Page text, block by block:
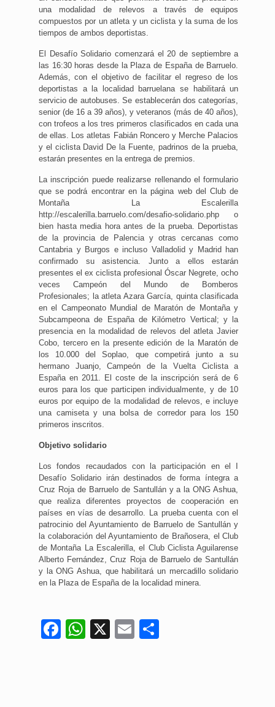
una modalidad de relevos a través de equipos
compuestos por un atleta y un ciclista y la suma de los
tiempos de ambos deportistas.
El Desafío Solidario comenzará el 20 de septiembre a
las 16:30 horas desde la Plaza de España de Barruelo.
Además, con el objetivo de facilitar el regreso de los
deportistas a la localidad barruelana se habilitará un
servicio de autobuses. Se establecerán dos categorías,
senior (de 16 a 39 años), y veteranos (más de 40 años),
con trofeos a los tres primeros clasificados en cada una
de ellas. Los atletas Fabián Roncero y Merche Palacios
y el ciclista David De la Fuente, padrinos de la prueba,
estarán presentes en la entrega de premios.
La inscripción puede realizarse rellenando el formulario
que se podrá encontrar en la página web del Club de
Montaña La Escalerilla
http://escalerilla.barruelo.com/desafio-solidario.php o
bien hasta media hora antes de la prueba. Deportistas
de la provincia de Palencia y otras cercanas como
Cantabria y Burgos e incluso Valladolid y Madrid han
confirmado su asistencia. Junto a ellos estarán
presentes el ex ciclista profesional Óscar Negrete, ocho
veces Campeón del Mundo de Bomberos
Profesionales; la atleta Azara García, quinta clasificada
en el Campeonato Mundial de Maratón de Montaña y
Subcampeona de España de Kilómetro Vertical; y la
presencia en la modalidad de relevos del atleta Javier
Cobo, tercero en la presente edición de la Maratón de
los 10.000 del Soplao, que competirá junto a su
hermano Juanjo, Campeón de la Vuelta Ciclista a
España en 2011. El coste de la inscripción será de 6
euros para los que participen individualmente, y de 10
euros por equipo de la modalidad de relevos, e incluye
una camiseta y una bolsa de corredor para los 150
primeros inscritos.
Objetivo solidario
Los fondos recaudados con la participación en el I
Desafío Solidario irán destinados de forma íntegra a
Cruz Roja de Barruelo de Santullán y a la ONG Ashua,
que realiza diferentes proyectos de cooperación en
países en vías de desarrollo. La prueba cuenta con el
patrocinio del Ayuntamiento de Barruelo de Santullán y
la colaboración del Ayuntamiento de Brañosera, el Club
de Montaña La Escalerilla, el Club Ciclista Aguilarense
Alberto Fernández, Cruz Roja de Barruelo de Santullán
y la ONG Ashua, que habilitará un mercadillo solidario
en la Plaza de España de la localidad minera.
Facebook
WhatsApp
X Email